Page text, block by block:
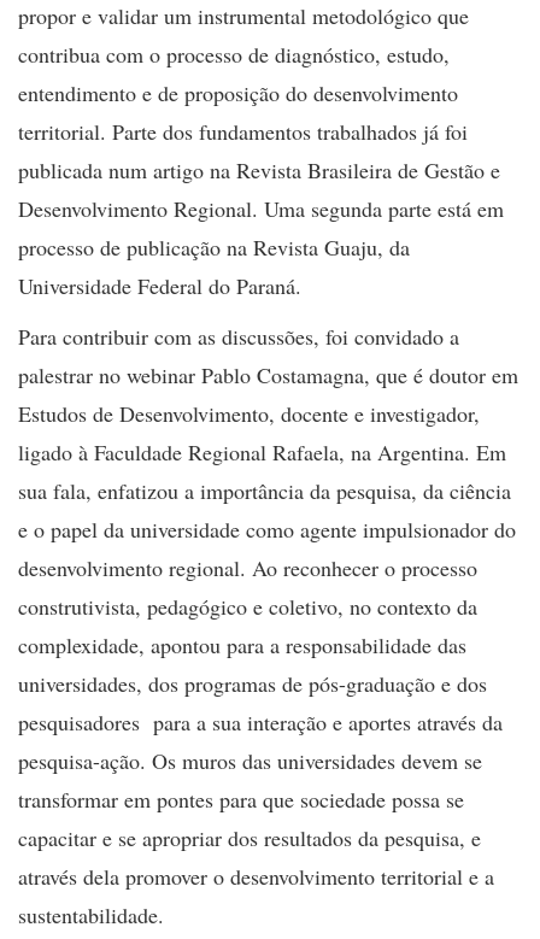
propor e validar um instrumental metodológico que
contribua com o processo de diagnóstico, estudo,
entendimento e de proposição do desenvolvimento
territorial. Parte dos fundamentos trabalhados já foi
publicada num artigo na Revista Brasileira de Gestão e
Desenvolvimento Regional. Uma segunda parte está em
processo de publicação na Revista Guaju, da
Universidade Federal do Paraná.
Para contribuir com as discussões, foi convidado a
palestrar no webinar Pablo Costamagna, que é doutor em
Estudos de Desenvolvimento, docente e investigador,
ligado à Faculdade Regional Rafaela, na Argentina. Em
sua fala, enfatizou a importância da pesquisa, da ciência
e o papel da universidade como agente impulsionador do
desenvolvimento regional. Ao reconhecer o processo
construtivista, pedagógico e coletivo, no contexto da
complexidade, apontou para a responsabilidade das
universidades, dos programas de pós-graduação e dos
pesquisadores para a sua interação e aportes através da
pesquisa-ação. Os muros das universidades devem se
transformar em pontes para que sociedade possa se
capacitar e se apropriar dos resultados da pesquisa, e
através dela promover o desenvolvimento territorial e a
sustentabilidade.